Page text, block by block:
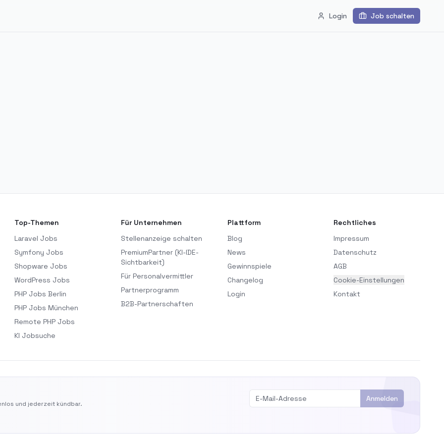
Login Job schalten
Top-Themen
Laravel Jobs
Symfony Jobs
Shopware Jobs
WordPress Jobs
PHP Jobs Berlin
PHP Jobs München
Remote PHP Jobs
KI Jobsuche
Für Unternehmen
Stellenanzeige schalten
PremiumPartner (KI-IDE-
Sichtbarkeit)
Für Personalvermittler
Partnerprogramm
B2B-Partnerschaften
Plattform
Blog
News
Gewinnspiele
Changelog
Login
Rechtliches
Impressum
Datenschutz
AGB
Cookie-Einstellungen
Kontakt
und jederzeit kündbar.
Anmelden